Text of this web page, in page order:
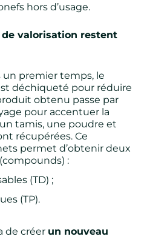
hors d’usage.
valorisation restent
un premier temps, le
déchiqueté pour réduire
obtenu passe par
pour accentuer la
tamis, une poudre et
récupérées. Ce
permet d’obtenir deux
:
(TD) ;
(TP).
de créer un nouveau